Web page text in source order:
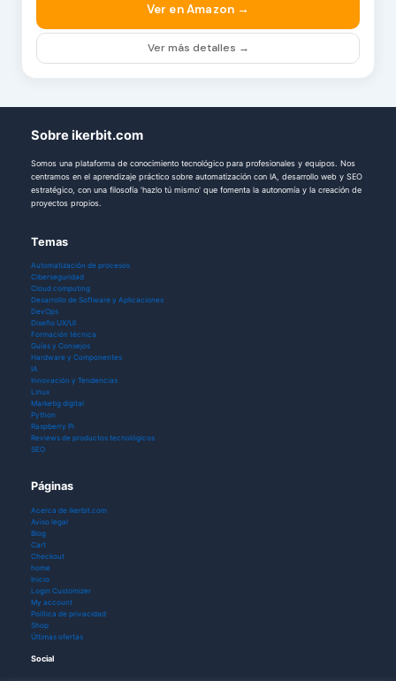
Ver en Amazon →
Ver más detalles →
Sobre ikerbit.com
Somos una plataforma de conocimiento tecnológico para profesionales y equipos. Nos
centramos en el aprendizaje práctico sobre automatización con IA, desarrollo web y SEO
estratégico, con una filosofía 'hazlo tú mismo' que fomenta la autonomía y la creación de
proyectos propios.
Temas
Automatización de procesos
Ciberseguridad
Cloud computing
Desarrollo de Software y Aplicaciones
DevOps
Diseño UX/UI
Formación técnica
Guías y Consejos
Hardware y Componentes
IA
Innovación y Tendencias
Linux
Marketig digital
Python
Raspberry Pi
Reviews de productos tecnológicos
SEO
Páginas
Acerca de ikerbit.com
Aviso legal
Blog
Cart
Checkout
home
Inicio
Login Customizer
My account
Política de privacidad
Shop
Últimas ofertas
Social